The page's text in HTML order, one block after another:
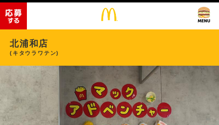
北浦和店
(キタウラワテン)